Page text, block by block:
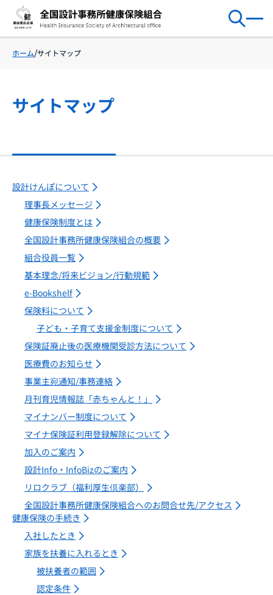
ホーム サイトマップ
サイトマップ
設計けんぽについて
理事長メッセージ
健康保険制度とは
全国設計事務所健康保険組合の概要
組合役員一覧
基本理念/将来ビジョン/行動規範
e-Bookshelf
保険料について
子ども・子育て支援金制度について
保険証廃止後の医療機関受診方法について
医療費のお知らせ
事業主宛通知/事務連絡
月刊育児情報誌「赤ちゃんと！」
マイナンバー制度について
マイナ保険証利用登録解除について
加入のご案内
設計Info・InfoBizのご案内
リロクラブ（福利厚生倶楽部）
全国設計事務所健康保険組合へのお問合せ先/アクセス
健康保険の手続き
入社したとき
家族を扶養に入れるとき
被扶養者の範囲
認定条件